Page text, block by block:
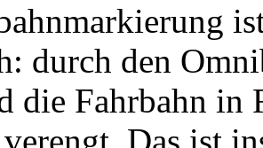
durch den
die Fahrbahn in
Das ist